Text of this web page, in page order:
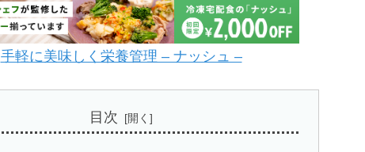
手軽に美味しく栄養管理 – ナッシュ –
目次